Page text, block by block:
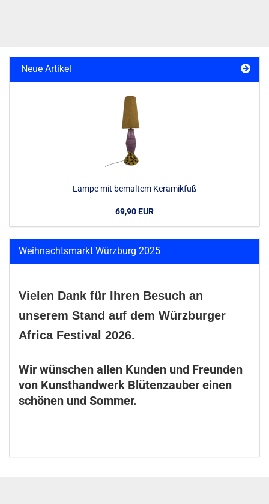
Neue Artikel
Lampe mit bemaltem Keramikfuß
69,90 EUR
Weihnachtsmarkt Würzburg 2025
Vielen Dank für Ihren Besuch an
unserem Stand auf dem Würzburger
Africa Festival 2026.
Wir wünschen allen Kunden und Freunden
von Kunsthandwerk Blütenzauber einen
schönen und Sommer.